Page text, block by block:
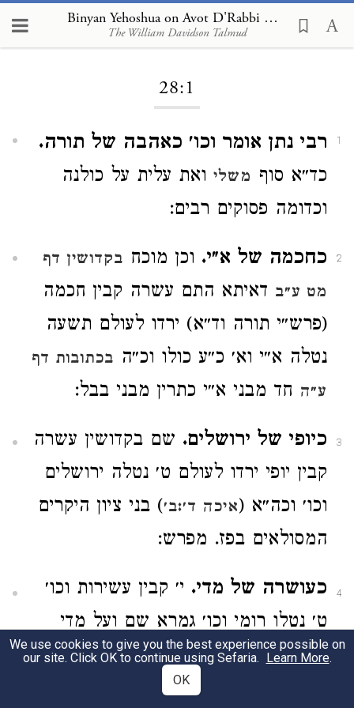
Binyan Yehoshua on Avot D'Rabbi Natan 28:1
The William Davidson Talmud
Loading...
28:1
1
רבי נתן אומר וכו׳ כאהבה של תורה.
כד״א סוף משלי ואת עלית על כולנה
וכדומה פסוקים רבים:
2 כחכמה של א״י. וכן מוכח בקדושין דף
מט ע״ב דאיתא התם עשרה קבין חכמה
(פרש״י תורה וד״א) ירדו לעולם תשעה
נטלה א״י וא׳ כ״ע כולו וכ״ה בכתובות דף
ע״ה חד מבני א״י כתרין מבני בבל:
3 כיופי של ירושלים. שם בקדושין עשרה
קבין יופי ירדו לעולם ט׳ נטלה ירושלים
וכו׳ וכה״א (איכה ד׳:ב׳) בני ציון היקרים
המסולאים בפז. מפרש:
4 כעושרה של מדי. י׳ קבין עשירות וכו׳
ט׳ נטלו רומי וכו׳ גמרא שם ועל מדי
קחשיב ט׳ קבין כנים ע״ש:
We use cookies to give you the best experience possible on
our site. Click OK to continue using Sefaria. Learn More.
OK